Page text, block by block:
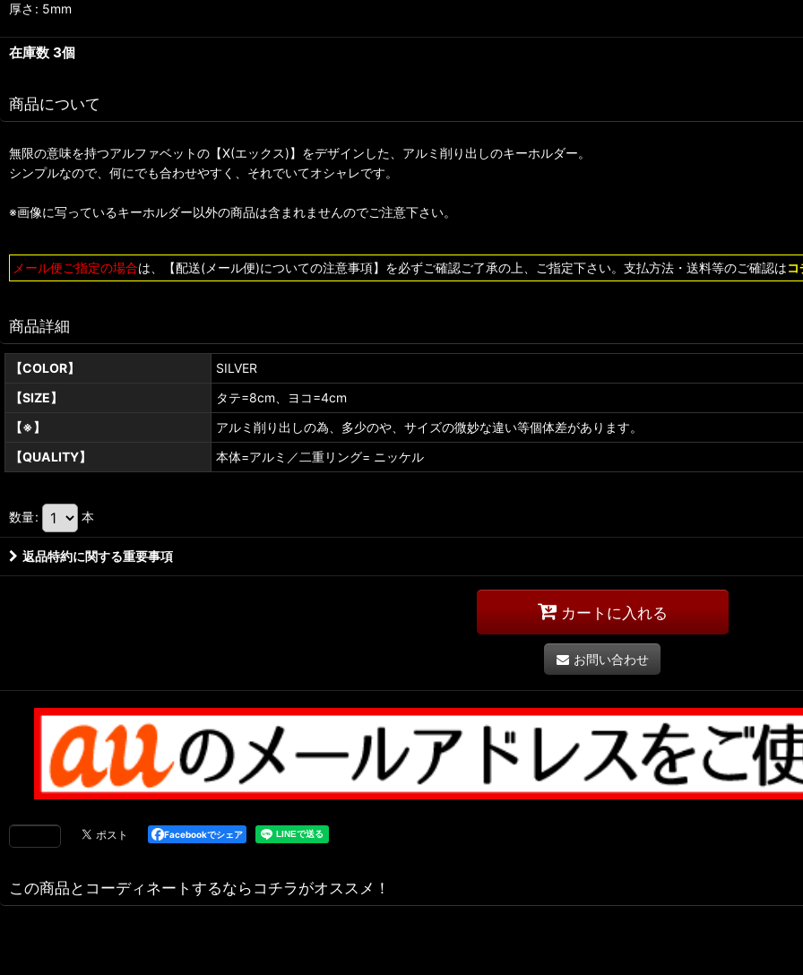
厚さ : 5mm
在庫数 3個
商品について
無限の意味を持つアルファベットの【X(エックス)】をデザインした、アルミ削り出しのキーホルダー。
シンプルなので、何にでも合わせやすく、それでいてオシャレです。
※画像に写っているキーホルダー以外の商品は含まれませんのでご注意下さい。
メール便ご指定の場合は、【配送(メール便)についての注意事項】を必ずご確認ご了承の上、ご指定下さい。支払方法・送料等のご確認はコ
商品詳細
【COLOR】
SILVER
【SIZE】
タテ=8cm、ヨコ=4cm
【※】
アルミ削り出しの為、多少のや、サイズの微妙な違い等個体差があります。
【QUALITY】
本体=アルミ／二重リング= ニッケル
数量: 本
返品特約に関する重要事項
カートに入れる
お問い合わせ
Facebookでシェア
この商品とコーディネートするならコチラがオススメ！